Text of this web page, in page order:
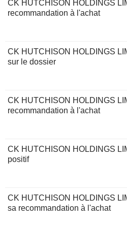
CK HUTCHISON HOLDINGS
recommandation à l'achat
CK HUTCHISON HOLDINGS
sur le dossier
CK HUTCHISON HOLDINGS
recommandation à l'achat
CK HUTCHISON HOLDINGS
positif
CK HUTCHISON HOLDINGS
sa recommandation à l'achat